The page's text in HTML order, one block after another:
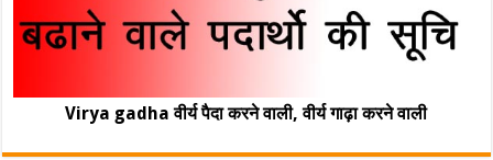
Virya gadha वीर्य पैदा करने वाली, वीर्य गाढ़ा करने वाली